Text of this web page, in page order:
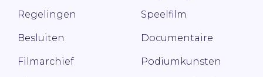
Regelingen
Besluiten
Filmarchief
Speelfilm
Documentaire
Podiumkunsten